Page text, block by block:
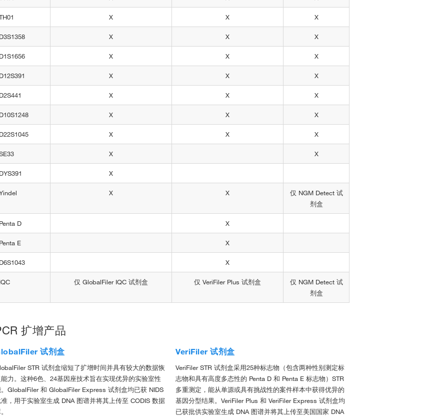
X X X
X X X
X X X
X X X
X X X
X X X
X X X
X X
X
X X
仅 NGM Detect 试
剂盒
D X
E X
X
仅 GlobalFiler IQC 试剂盒 仅 VeriFiler Plus 试剂盒
仅 NGM Detect 试
剂盒
扩增产品
试剂盒
STR 试剂盒缩短了扩增时间并具有较大的数据恢
力。这种6色、24基因座技术旨在实现优异的实验室性
GlobalFiler 和 GlobalFiler Express 试剂盒均已获 NIDS
，用于实验室生成 DNA 图谱并将其上传至 CODIS 数据
VeriFiler 试剂盒
VeriFiler STR 试剂盒采用25种标志物（包含两种性别测定标
志物和具有高度多态性的 Penta D 和 Penta E 标志物）STR
多重测定，能从单源或具有挑战性的案件样本中获得优异的
基因分型结果。VeriFiler Plus 和 VeriFiler Express 试剂盒均
已获批供实验室生成 DNA 图谱并将其上传至美国国家 DNA